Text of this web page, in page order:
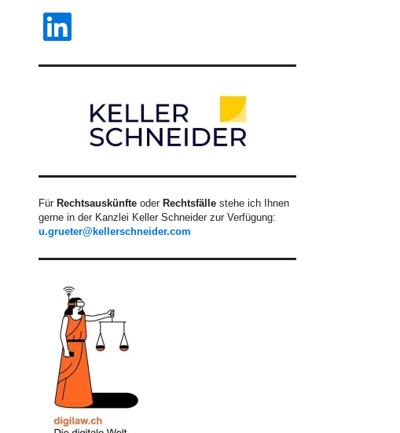
LinkedIn
Für Rechtsauskünfte oder Rechtsfälle stehe ich Ihnen
gerne in der Kanzlei Keller Schneider zur Verfügung:
u.grueter@kellerschneider.com